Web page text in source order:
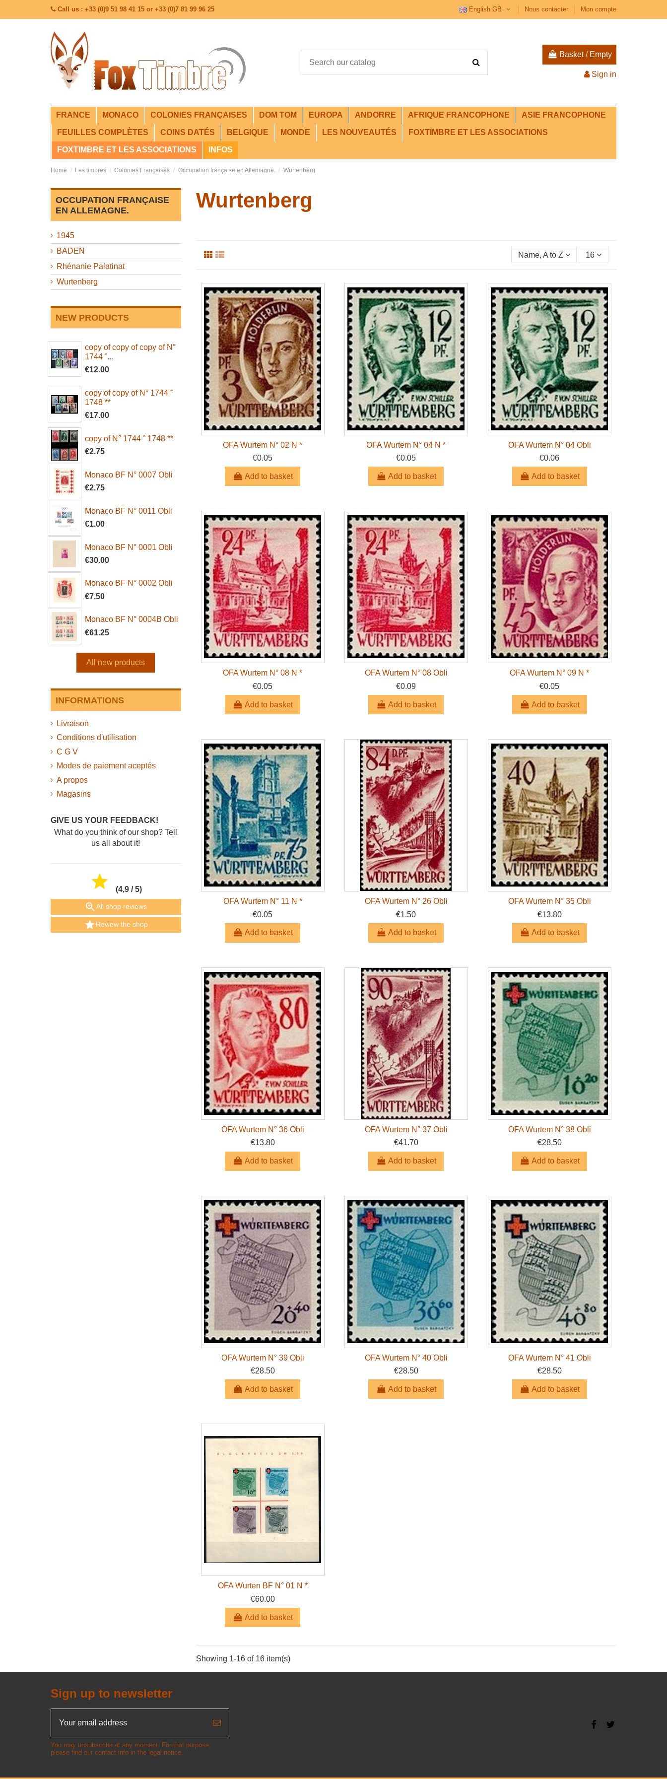
Call us : +33 (0)9 51 98 41 15 or +33 (0)7 81 99 96 25 English GB Nous contacter Mon compte
Basket / Empty
Sign in
FRANCE MONACO COLONIES FRANÇAISES DOM TOM EUROPA ANDORRE AFRIQUE FRANCOPHONE ASIE FRANCOPHONE
FEUILLES COMPLÈTES COINS DATÉS BELGIQUE MONDE LES NOUVEAUTÉS FOXTIMBRE ET LES ASSOCIATIONS
FOXTIMBRE ET LES ASSOCIATIONS INFOS
Home Les timbres Colonies Françaises Occupation française en Allemagne. Wurtenberg
Wurtenberg
Name, A to Z 16
OFA Wurtem N° 02 N *
€0.05
Add to basket
OFA Wurtem N° 04 N *
€0.05
Add to basket
OFA Wurtem N° 04 Obli
€0.06
Add to basket
OFA Wurtem N° 08 N *
€0.05
Add to basket
OFA Wurtem N° 08 Obli
€0.09
Add to basket
OFA Wurtem N° 09 N *
€0.05
Add to basket
OFA Wurtem N° 11 N *
€0.05
Add to basket
OFA Wurtem N° 26 Obli
€1.50
Add to basket
OFA Wurtem N° 35 Obli
€13.80
Add to basket
OFA Wurtem N° 36 Obli
€13.80
Add to basket
OFA Wurtem N° 37 Obli
€41.70
Add to basket
OFA Wurtem N° 38 Obli
€28.50
Add to basket
OFA Wurtem N° 39 Obli
€28.50
Add to basket
OFA Wurtem N° 40 Obli
€28.50
Add to basket
OFA Wurtem N° 41 Obli
€28.50
Add to basket
OFA Wurten BF N° 01 N *
€60.00
Add to basket
Showing 1-16 of 16 item(s)
OCCUPATION FRANÇAISE
EN ALLEMAGNE.
1945
BADEN
Rhénanie Palatinat
Wurtenberg
NEW PRODUCTS
copy of copy of copy of N°
1744 ˆ...
€12.00
copy of copy of N° 1744 ˆ
1748 **
€17.00
copy of N° 1744 ˆ 1748 **
€2.75
Monaco BF N° 0007 Obli
€2.75
Monaco BF N° 0011 Obli
€1.00
Monaco BF N° 0001 Obli
€30.00
Monaco BF N° 0002 Obli
€7.50
Monaco BF N° 0004B Obli
€61.25
All new products
INFORMATIONS
Livraison
Conditions d'utilisation
C G V
Modes de paiement aceptés
A propos
Magasins
GIVE US YOUR FEEDBACK!
What do you think of our shop? Tell
us all about it!
 (4,9 / 5)
All shop reviews
Review the shop
Sign up to newsletter
You may unsubscribe at any moment. For that purpose,
please find our contact info in the legal notice.